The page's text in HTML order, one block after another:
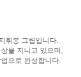
휘봉 그립입니다.
을 지니고 있으며,
으로 완성합니다.